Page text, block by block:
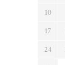
10
17
24